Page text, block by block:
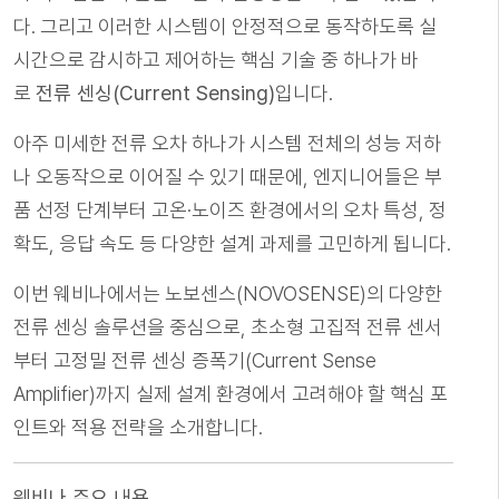
다. 그리고 이러한 시스템이 안정적으로 동작하도록 실
시간으로 감시하고 제어하는 핵심 기술 중 하나가 바
로 전류 센싱(Current Sensing)입니다.
아주 미세한 전류 오차 하나가 시스템 전체의 성능 저하
나 오동작으로 이어질 수 있기 때문에, 엔지니어들은 부
품 선정 단계부터 고온·노이즈 환경에서의 오차 특성, 정
확도, 응답 속도 등 다양한 설계 과제를 고민하게 됩니다.
이번 웨비나에서는 노보센스(NOVOSENSE)의 다양한
전류 센싱 솔루션을 중심으로, 초소형 고집적 전류 센서
부터 고정밀 전류 센싱 증폭기(Current Sense
Amplifier)까지 실제 설계 환경에서 고려해야 할 핵심 포
인트와 적용 전략을 소개합니다.